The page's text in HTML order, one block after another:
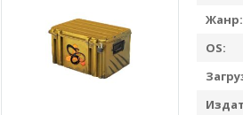
Жанр:
OS: